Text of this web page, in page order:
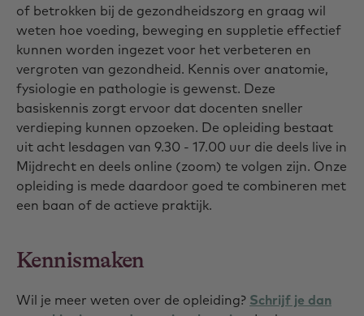
of betrokken bij de gezondheidszorg en graag wil
weten hoe voeding, beweging en suppletie effectief
kunnen worden ingezet voor het verbeteren en
vergroten van gezondheid. Kennis over anatomie,
fysiologie en pathologie is gewenst. Deze
basiskennis zorgt ervoor dat docenten sneller
verdieping kunnen opzoeken. De opleiding bestaat
uit acht lesdagen van 9.30 - 17.00 uur die deels live in
Mijdrecht en deels online (zoom) te volgen zijn. Onze
opleiding is mede daardoor goed te combineren met
een baan of de actieve praktijk.
Kennismaken
Wil je meer weten over de opleiding? Schrijf je dan